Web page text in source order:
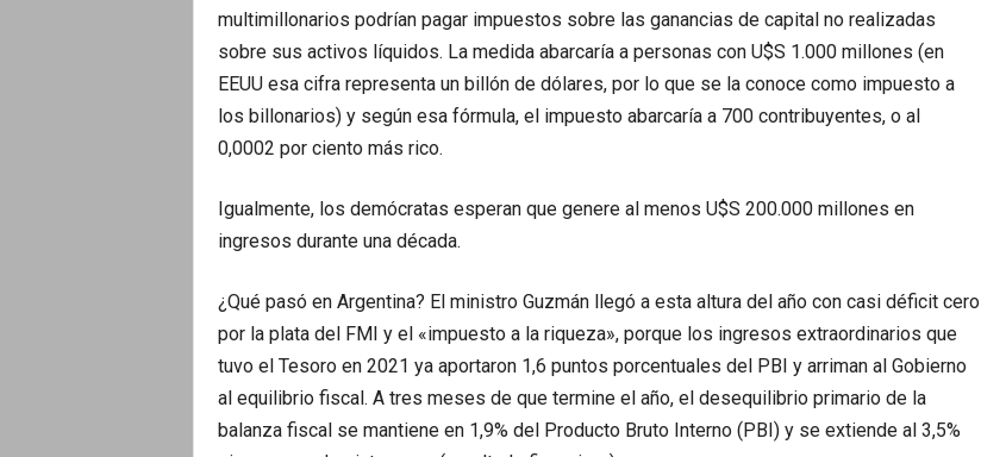
multimillonarios podrían pagar impuestos sobre las ganancias de capital no realizadas
sobre sus activos líquidos. La medida abarcaría a personas con U$S 1.000 millones (en
EEUU esa cifra representa un billón de dólares, por lo que se la conoce como impuesto a
los billonarios) y según esa fórmula, el impuesto abarcaría a 700 contribuyentes, o al
0,0002 por ciento más rico.
Igualmente, los demócratas esperan que genere al menos U$S 200.000 millones en
ingresos durante una década.
¿Qué pasó en Argentina? El ministro Guzmán llegó a esta altura del año con casi déficit cero
por la plata del FMI y el «impuesto a la riqueza», porque los ingresos extraordinarios que
tuvo el Tesoro en 2021 ya aportaron 1,6 puntos porcentuales del PBI y arriman al Gobierno
al equilibrio fiscal. A tres meses de que termine el año, el desequilibrio primario de la
balanza fiscal se mantiene en 1,9% del Producto Bruto Interno (PBI) y se extiende al 3,5%